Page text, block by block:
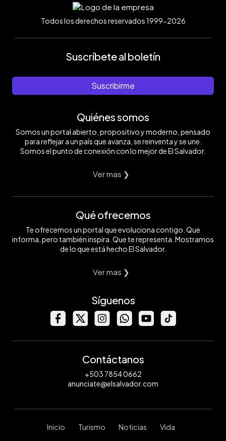
Todos los derechos reservados 1999-2026
Suscríbete al boletín
Suscribirme
Quiénes somos
Somos un portal abierto, propositivo y moderno, pensado
para reflejar a un país que avanza, se reinventa y se une.
Somos el punto de conexión con lo mejor de El Salvador.
Ver mas ❯
Qué ofrecemos
Te ofrecemos un portal que evoluciona contigo. Que
informa, pero también inspira. Que te representa. Mostramos
de lo que está hecho El Salvador.
Ver mas ❯
Síguenos
Contáctanos
+503 7854 0662
anunciate@elsalvador.com
Inicio Turismo Noticias Vida